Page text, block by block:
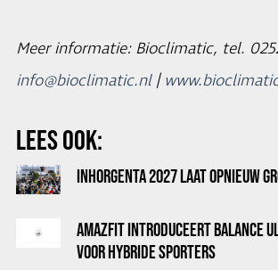
Meer informatie: Bioclimatic, tel.
info@bioclimatic.nl|
LEES OOK:
INHORGENTA 2027 LAAT OPNIEUW
AMAZFIT INTRODUCEERT BALANCE
VOOR HYBRIDE SPORTERS